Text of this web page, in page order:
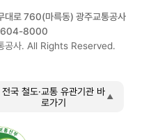
대로 760(마륵동) 광주교통공사
604-8000
사. All Rights Reserved.
전국 철도·교통 유관기관 바
로가기